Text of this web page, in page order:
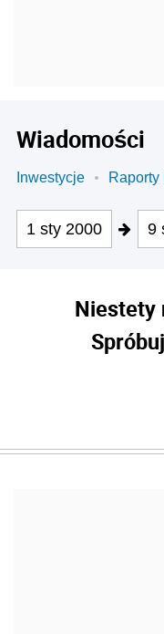
Wiadomości
Inwestycje
1 sty 2000 9
Niestety